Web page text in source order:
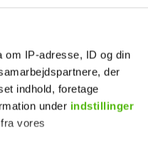
IP-adresse, ID og din
der
indhold, foretage
under indstillinger
vores